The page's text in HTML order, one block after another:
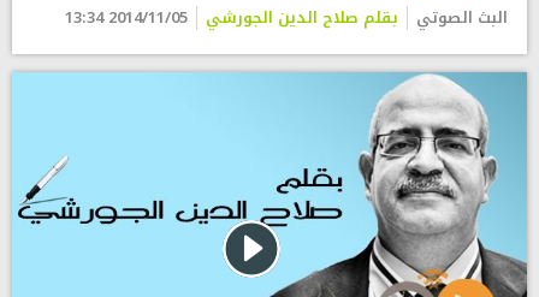
البث الصوتي بقلم صلاح الدين الجورشي 2014/11/05 13:34